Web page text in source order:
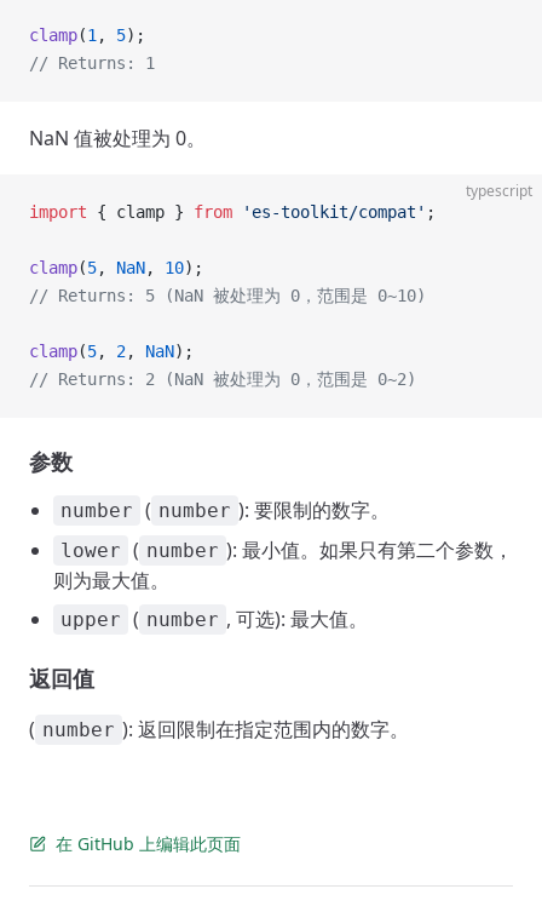
clamp(1 , 5);
// Returns: 1
NaN 值被处理为 0。
typescript
import { clamp } from 'es-toolkit/compat' ;
clamp(5, NaN, 10);
// Returns: 5 (NaN 被处理为 0，范围是 0~10)
clamp(5, 2, NaN);
// Returns: 2 (NaN 被处理为 0，范围是 0~2)
参数
number ( number ): 要限制的数字。
lower ( number ): 最小值。如果只有第二个参数，
则为最大值。
upper ( number , 可选): 最大值。
返回值
( number ): 返回限制在指定范围内的数字。
在 GitHub 上编辑此页面